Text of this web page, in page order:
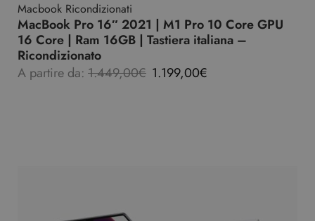
Macbook Ricondizionati
MacBook Pro 16″ 2021 | M1 Pro 10 Core GPU
16 Core | Ram 16GB | Tastiera italiana –
Ricondizionato
A partire da: 1.449,00€ 1.199,00€